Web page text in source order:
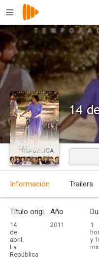
Información Trailers
Título original
14
de
abril.
La
República
Año
2011
1
y